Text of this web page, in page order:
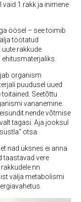
1 rakk ja inimene
öösel – see toimib
töötatud
rakkude
organism
puudusel uued
Seetõttu
vananemine.
nende võtmise
tagasi. Aja jooksul
otsa.
nad üksnes ei anna
taastavad vere
nn
välja metabolismi